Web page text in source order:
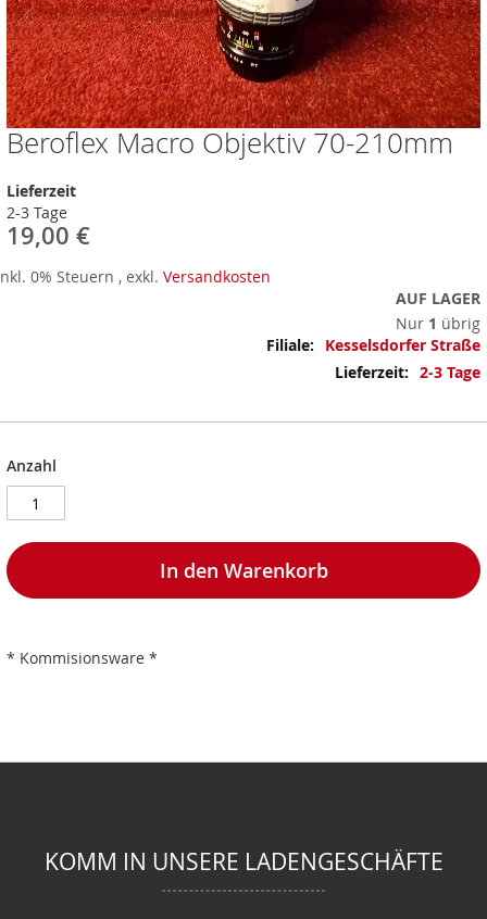
Beroflex Macro Objektiv 70-210mm
Lieferzeit
2-3 Tage
19,00 €
0% Steuern , exkl. Versandkosten
AUF LAGER
Nur 1 übrig
Mehr
Informationen
Kesselsdorfer Straße
2-3 Tage
Anzahl
In den Warenkorb
* Kommisionsware *
Zum
Anfang
der
Bildergalerie
springen
KOMM IN UNSERE LADENGESCHÄFTE